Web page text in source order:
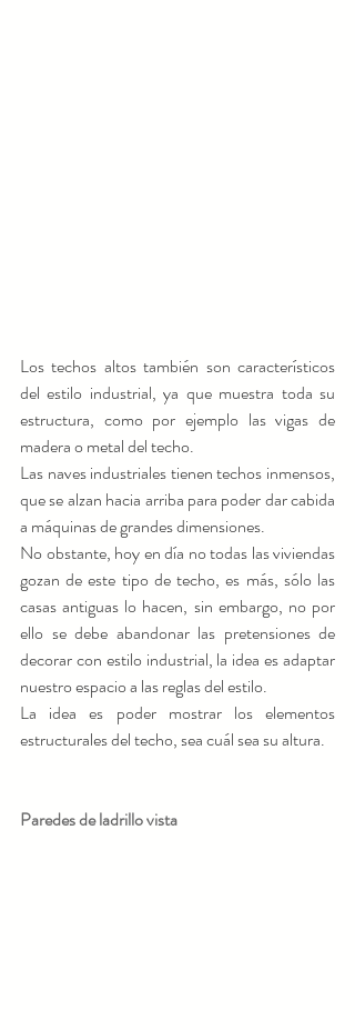
Los techos altos también son característicos
del estilo industrial, ya que muestra toda su
estructura, como por ejemplo las vigas de
madera o metal del techo.
Las naves industriales tienen techos inmensos,
que se alzan hacia arriba para poder dar cabida
a máquinas de grandes dimensiones.
No obstante, hoy en día no todas las viviendas
gozan de este tipo de techo, es más, sólo las
casas antiguas lo hacen, sin embargo, no por
ello se debe abandonar las pretensiones de
decorar con estilo industrial, la idea es adaptar
nuestro espacio a las reglas del estilo.
La idea es poder mostrar los elementos
estructurales del techo, sea cuál sea su altura.
Paredes de ladrillo vista